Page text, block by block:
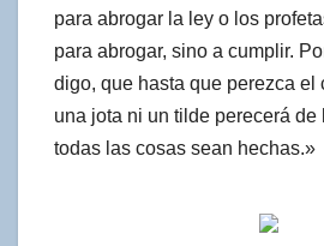
para abrogar la ley o los
para abrogar, sino a cumplir.
digo, que hasta que perezca el
una jota ni un tilde perecerá de
todas las cosas sean hechas.»